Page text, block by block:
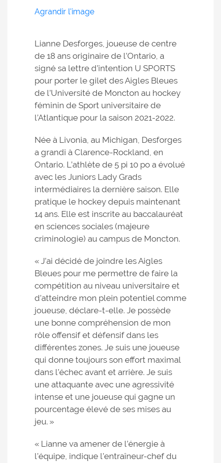
Agrandir l'image
Lianne Desforges, joueuse de centre
de 18 ans originaire de l’Ontario, a
signé sa lettre d’intention U SPORTS
pour porter le gilet des Aigles Bleues
de l’Université de Moncton au hockey
féminin de Sport universitaire de
l’Atlantique pour la saison 2021-2022.
Née à Livonia, au Michigan, Desforges
a grandi à Clarence-Rockland, en
Ontario. L’athlète de 5 pi 10 po a évolué
avec les Juniors Lady Grads
intermédiaires la dernière saison. Elle
pratique le hockey depuis maintenant
14 ans. Elle est inscrite au baccalauréat
en sciences sociales (majeure
criminologie) au campus de Moncton.
« J’ai décidé de joindre les Aigles
Bleues pour me permettre de faire la
compétition au niveau universitaire et
d’atteindre mon plein potentiel comme
joueuse, déclare-t-elle. Je possède
une bonne compréhension de mon
rôle offensif et défensif dans les
différentes zones. Je suis une joueuse
qui donne toujours son effort maximal
dans l’échec avant et arrière. Je suis
une attaquante avec une agressivité
intense et une joueuse qui gagne un
pourcentage élevé de ses mises au
jeu. »
« Lianne va amener de l’énergie à
l’équipe, indique l’entraîneur-chef du